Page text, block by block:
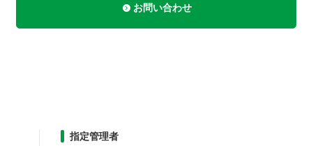
お問い合わせ
指定管理者